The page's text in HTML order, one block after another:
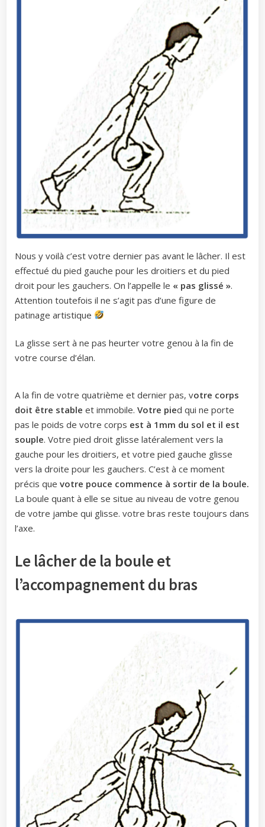
Nous y voilà c’est votre dernier pas avant le lâcher. Il est
effectué du pied gauche pour les droitiers et du pied
droit pour les gauchers. On l’appelle le « pas glissé ».
Attention toutefois il ne s’agit pas d’une figure de
patinage artistique
La glisse sert à ne pas heurter votre genou à la fin de
votre course d’élan.
A la fin de votre quatrième et dernier pas, votre corps
doit être stable et immobile. Votre pied qui ne porte
pas le poids de votre corps est à 1mm du sol et il est
souple. Votre pied droit glisse latéralement vers la
gauche pour les droitiers, et votre pied gauche glisse
vers la droite pour les gauchers. C’est à ce moment
précis que votre pouce commence à sortir de la boule.
La boule quant à elle se situe au niveau de votre genou
de votre jambe qui glisse. votre bras reste toujours dans
l’axe.
Le lâcher de la boule et
l’accompagnement du bras